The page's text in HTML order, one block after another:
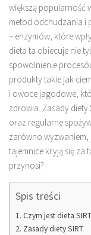
większą popularność
metod odchudzania i
– enzymów, które
dieta ta obiecuje nie
spowolnienie
produkty takie jak
i owoce jagodowe,
zdrowia. Zasady
oraz regularne
zarówno wyzwaniem,
tajemnice kryją się za
przynosi?
Spis treści
Czym jest dieta
Zasady diety SIRT